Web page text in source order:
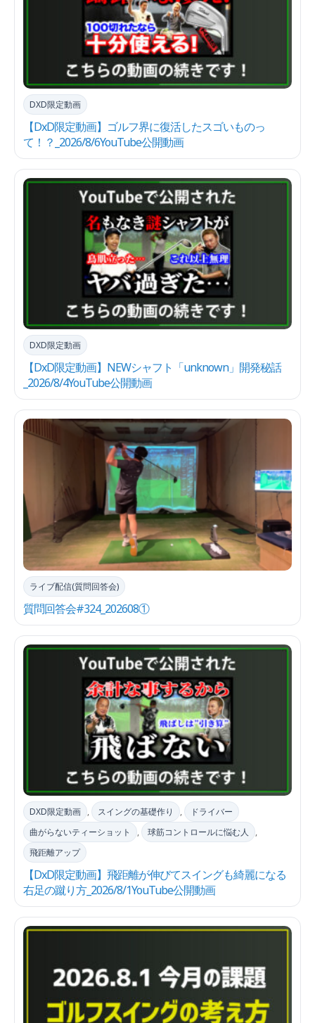
【DxD限定動画】ゴルフ界に復活したスゴいものっ
て！？_2026/8/6YouTube公開動画
DXD限定動画
【DxD限定動画】NEWシャフト「unknown」開発秘話
_2026/8/4YouTube公開動画
DXD限定動画
質問回答会#324_202608①
ライブ配信(質問回答会)
【DxD限定動画】飛距離が伸びてスイングも綺麗になる
右足の蹴り方_2026/8/1YouTube公開動画
DXD限定動画 , スイングの基礎作り ,
ドライバー
曲がらないティーショット
, 球筋コントロールに悩む人
,
飛距離アップ